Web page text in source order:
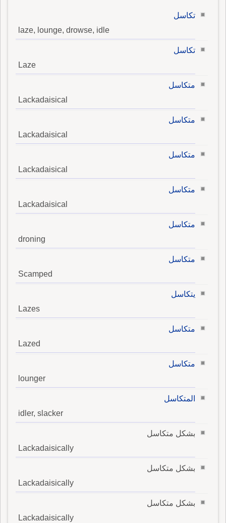
تكاسل
laze, lounge, drowse, idle
تكاسل
Laze
متكاسل
Lackadaisical
متكاسل
Lackadaisical
متكاسل
Lackadaisical
متكاسل
Lackadaisical
متكاسل
droning
متكاسل
Scamped
يتكاسل
Lazes
متكاسل
Lazed
متكاسل
lounger
المتكاسل
idler, slacker
بشكل متكاسل
Lackadaisically
بشكل متكاسل
Lackadaisically
بشكل متكاسل
Lackadaisically